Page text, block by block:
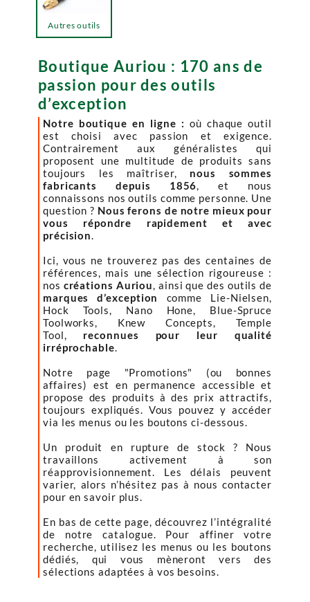
Boutique Auriou : 170 ans de
passion pour des outils
d’exception
Notre boutique en ligne : où chaque outil
est choisi avec passion et exigence.
Contrairement aux généralistes qui
proposent une multitude de produits sans
toujours les maîtriser, nous sommes
fabricants depuis 1856, et nous
connaissons nos outils comme personne. Une
question ? Nous ferons de notre mieux pour
vous répondre rapidement et avec
précision.
Ici, vous ne trouverez pas des centaines de
références, mais une sélection rigoureuse :
nos créations Auriou, ainsi que des outils de
marques d’exception
comme Lie-Nielsen,
Hock Tools, Nano Hone, Blue-Spruce
Toolworks, Knew Concepts, Temple
Tool, reconnues pour leur qualité
irréprochable.
Notre page "Promotions" (ou bonnes
affaires) est en permanence accessible et
propose des produits à des prix attractifs,
toujours expliqués. Vous pouvez y accéder
via les menus ou les boutons ci-dessous.
Un produit en rupture de stock ? Nous
travaillons activement à son
réapprovisionnement. Les délais peuvent
varier, alors n’hésitez pas à nous contacter
pour en savoir plus.
En bas de cette page, découvrez l’intégralité
de notre catalogue. Pour affiner votre
recherche, utilisez les menus ou les boutons
dédiés, qui vous mèneront vers des
sélections adaptées à vos besoins.
Autres outils